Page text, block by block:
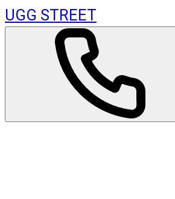
UGG STREET